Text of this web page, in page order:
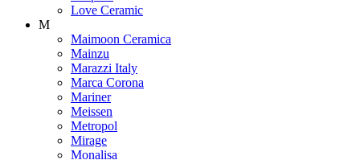
Love Ceramic
M
Maimoon Ceramica
Mainzu
Marazzi Italy
Marca Corona
Mariner
Meissen
Metropol
Mirage
Monalisa